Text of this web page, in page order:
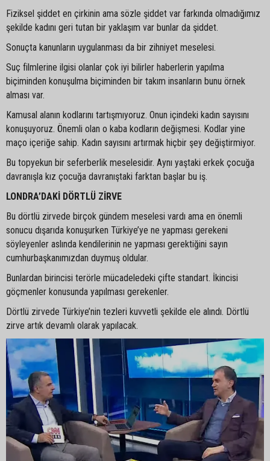
Fiziksel şiddet en çirkinin ama sözle şiddet var farkında olmadığımız
şekilde kadını geri tutan bir yaklaşım var bunlar da şiddet.
Sonuçta kanunların uygulanması da bir zihniyet meselesi.
Suç filmlerine ilgisi olanlar çok iyi bilirler haberlerin yapılma
biçiminden konuşulma biçiminden bir takım insanların bunu örnek
alması var.
Kamusal alanın kodlarını tartışmıyoruz. Onun içindeki kadın sayısını
konuşuyoruz. Önemli olan o kaba kodların değişmesi. Kodlar yine
maço içeriğe sahip. Kadın sayısını artırmak hiçbir şey değiştirmiyor.
Bu topyekun bir seferberlik meselesidir. Aynı yaştaki erkek çocuğa
davranışla kız çocuğa davranıştaki farktan başlar bu iş.
LONDRA’DAKİ DÖRTLÜ ZİRVE
Bu dörtlü zirvede birçok gündem meselesi vardı ama en önemli
sonucu dışarıda konuşurken Türkiye’ye ne yapması gerekeni
söyleyenler aslında kendilerinin ne yapması gerektiğini sayın
cumhurbaşkanımızdan duymuş oldular.
Bunlardan birincisi terörle mücadeledeki çifte standart. İkincisi
göçmenler konusunda yapılması gerekenler.
Dörtlü zirvede Türkiye’nin tezleri kuvvetli şekilde ele alındı. Dörtlü
zirve artık devamlı olarak yapılacak.